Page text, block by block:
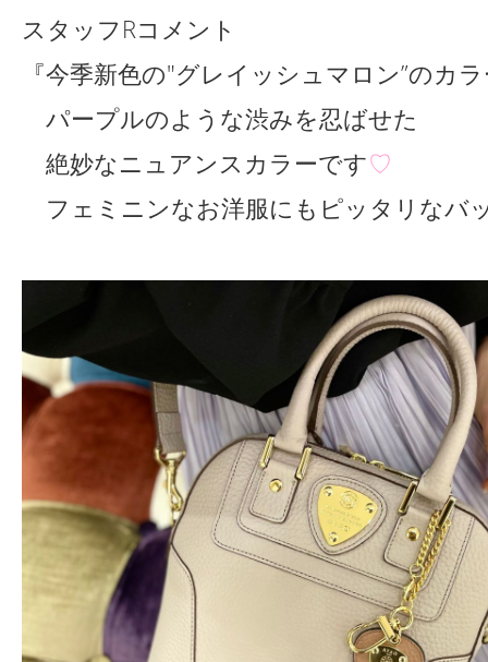
スタッフRコメント
『今季新色の"グレイッシュマロン”のカ
パープルのような渋みを忍ばせた
絶妙なニュアンスカラーです♡
フェミニンなお洋服にもピッタリなバ